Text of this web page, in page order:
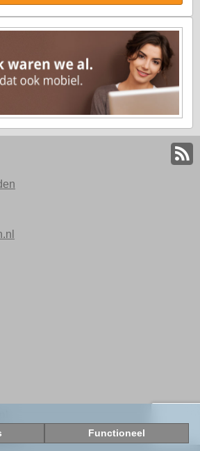
Functioneel